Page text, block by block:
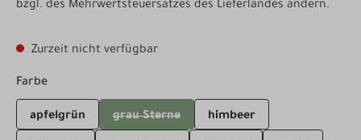
bzgl. des Mehrwertsteuersatzes des Lieferlandes ändern.
Zurzeit nicht verfügbar
Farbeauswählen
apfelgrün grau Sterne
(Diese Option ist zurzeit nicht verfügbar.)
himbeer